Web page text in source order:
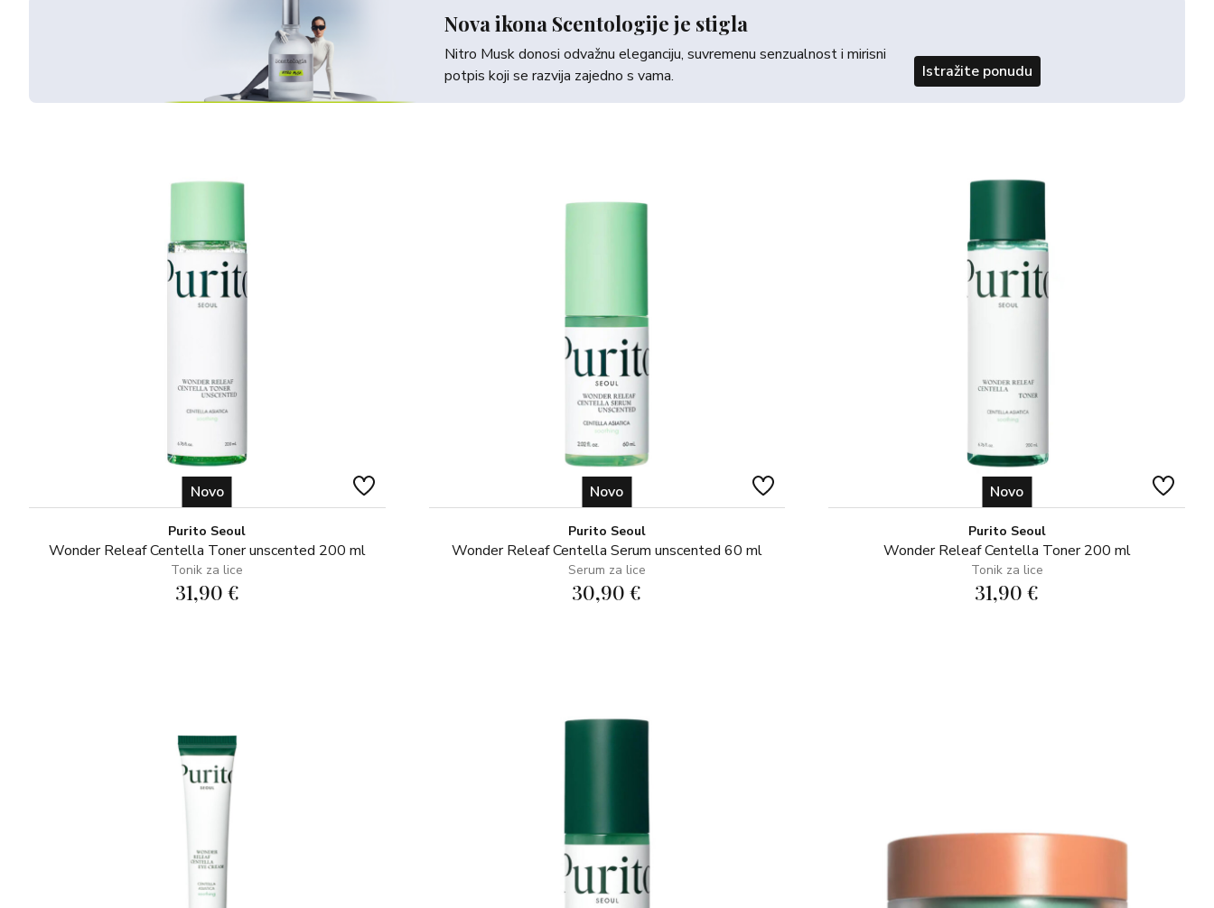
Nova ikona Scentologije je stigla
Nitro Musk donosi odvažnu eleganciju, suvremenu senzualnost i mirisni
potpis koji se razvija zajedno s vama.
Istražite ponudu
Novo
Purito Seoul
Wonder Releaf Centella Toner unscented 200 ml
Tonik za lice
31,90 €
Novo
Purito Seoul
Wonder Releaf Centella Serum unscented 60 ml
Serum za lice
30,90 €
Novo
Purito Seoul
Wonder Releaf Centella Toner 200 ml
Tonik za lice
31,90 €